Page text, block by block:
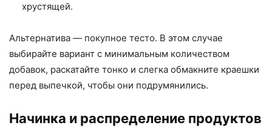
хрустящей.
Альтернатива — покупное тесто. В этом случае
выбирайте вариант с минимальным количеством
добавок, раскатайте тонко и слегка обмакните краешки
перед выпечкой, чтобы они подрумянились.
Начинка и распределение продуктов